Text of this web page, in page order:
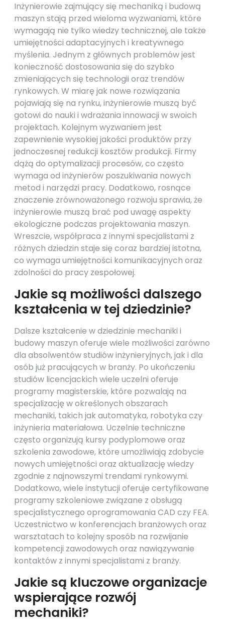
Inżynierowie zajmujący się mechaniką i budową
maszyn stają przed wieloma wyzwaniami, które
wymagają nie tylko wiedzy technicznej, ale także
umiejętności adaptacyjnych i kreatywnego
myślenia. Jednym z głównych problemów jest
konieczność dostosowania się do szybko
zmieniających się technologii oraz trendów
rynkowych. W miarę jak nowe rozwiązania
pojawiają się na rynku, inżynierowie muszą być
gotowi do nauki i wdrażania innowacji w swoich
projektach. Kolejnym wyzwaniem jest
zapewnienie wysokiej jakości produktów przy
jednoczesnej redukcji kosztów produkcji. Firmy
dążą do optymalizacji procesów, co często
wymaga od inżynierów poszukiwania nowych
metod i narzędzi pracy. Dodatkowo, rosnące
znaczenie zrównoważonego rozwoju sprawia, że
inżynierowie muszą brać pod uwagę aspekty
ekologiczne podczas projektowania maszyn.
Wreszcie, współpraca z innymi specjalistami z
różnych dziedzin staje się coraz bardziej istotna,
co wymaga umiejętności komunikacyjnych oraz
zdolności do pracy zespołowej.
Jakie są możliwości dalszego
kształcenia w tej dziedzinie?
Dalsze kształcenie w dziedzinie mechaniki i
budowy maszyn oferuje wiele możliwości zarówno
dla absolwentów studiów inżynieryjnych, jak i dla
osób już pracujących w branży. Po ukończeniu
studiów licencjackich wiele uczelni oferuje
programy magisterskie, które pozwalają na
specjalizację w określonych obszarach
mechaniki, takich jak automatyka, robotyka czy
inżynieria materiałowa. Uczelnie techniczne
często organizują kursy podyplomowe oraz
szkolenia zawodowe, które umożliwiają zdobycie
nowych umiejętności oraz aktualizację wiedzy
zgodnie z najnowszymi trendami rynkowymi.
Dodatkowo, wiele instytucji oferuje certyfikowane
programy szkoleniowe związane z obsługą
specjalistycznego oprogramowania CAD czy FEA.
Uczestnictwo w konferencjach branżowych oraz
warsztatach to kolejny sposób na rozwijanie
kompetencji zawodowych oraz nawiązywanie
kontaktów z innymi specjalistami z branży.
Jakie są kluczowe organizacje
wspierające rozwój
mechaniki?